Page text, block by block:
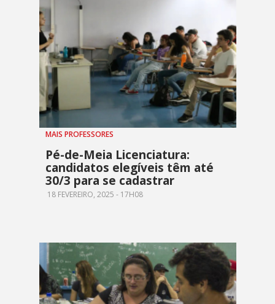
MAIS PROFESSORES
Pé-de-Meia Licenciatura:
candidatos elegíveis têm até
30/3 para se cadastrar
18 FEVEREIRO, 2025 - 17H08